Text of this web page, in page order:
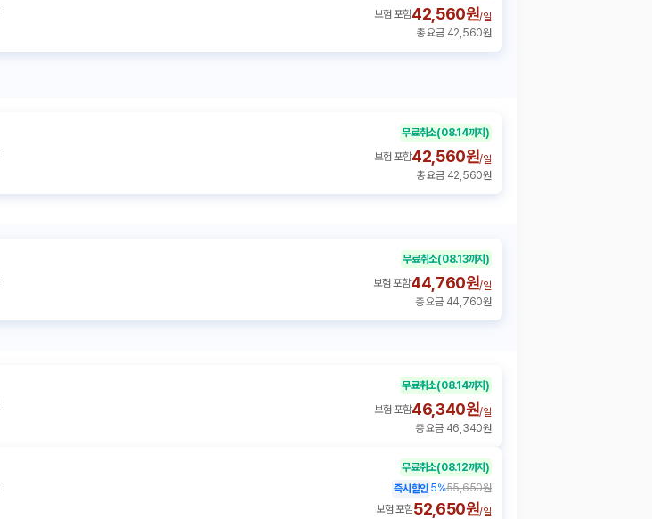
보험 포함42,560원/일
총 요금 42,560원
무료취소(08.14까지)
보험 포함42,560원/일
총 요금 42,560원
무료취소(08.13까지)
보험 포함44,760원/일
총 요금 44,760원
무료취소(08.14까지)
보험 포함46,340원/일
총 요금 46,340원
무료취소(08.12까지)
즉시할인 5%55,650원
보험 포함52,650원/일